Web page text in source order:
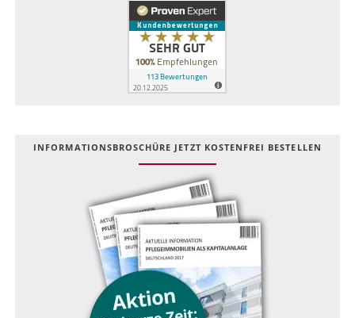
INFOR­MATIONS­BROSCHÜRE JETZT KOSTEN­FREI BESTELLEN